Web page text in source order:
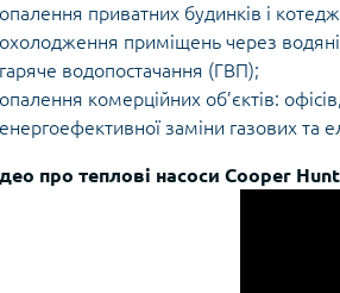
опалення приватних будинків і
охолодження приміщень через
гаряче водопостачання (ГВП);
опалення комерційних об’єктів:
енергоефективної заміни газових та
про теплові насоси Cooper